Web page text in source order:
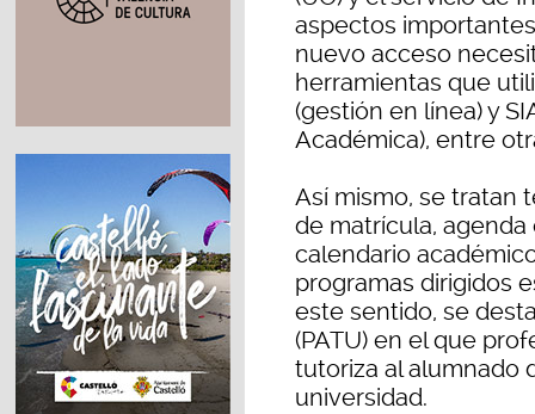
aspectos
nuevo acceso
herramientas que
(gestión en línea) y
Académica), entre
Así mismo, se tratan
de matrícula, agenda
calendario
programas dirigidos
este sentido, se
(PATU) en el que
tutoriza al alumnado
universidad.